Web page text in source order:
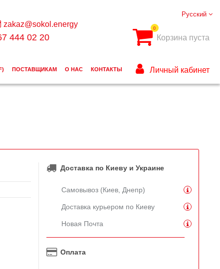
Доставка по Киеву и Украине
Самовывоз (Киев, Днепр)
Доставка курьером по Киеву
Новая Почта
Оплата
Русский
zakaz@sokol.energy
444 02 20
0
Корзина пуста
ПОСТАВЩИКАМ О НАС КОНТАКТЫ Личный кабинет